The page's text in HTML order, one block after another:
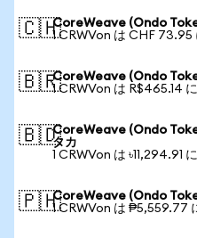
🇨🇭CoreWeave (Ondo
1 CRWVon は CHF 73.95
🇧🇷CoreWeave (Ondo
1 CRWVon は R$465.14
🇧🇩CoreWeave (Ondo
タカ
1 CRWVon は ৳11,294.91
🇵🇭CoreWeave (Ondo
1 CRWVon は ₱5,559.77